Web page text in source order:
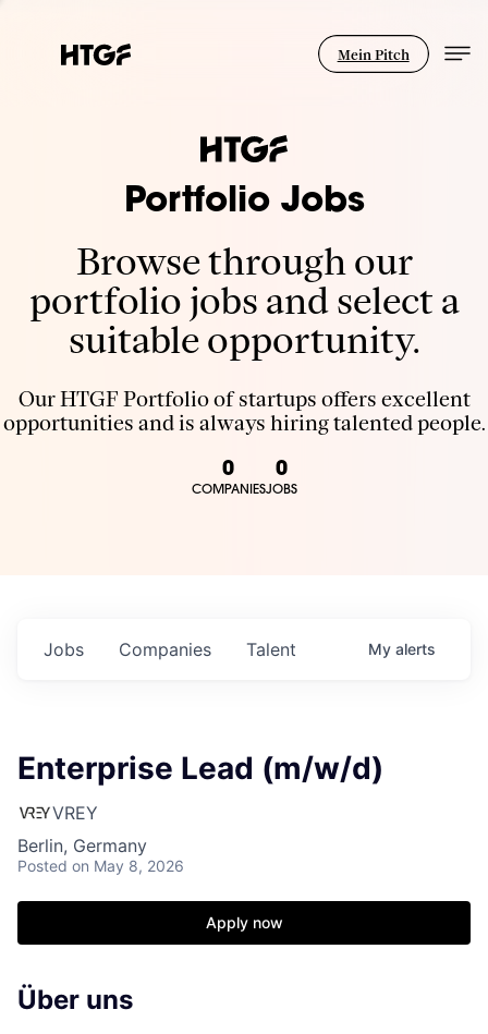
Mein Pitch
Portfolio Jobs
Browse through our
portfolio jobs and select a
suitable opportunity.
Our HTGF Portfolio of startups offers excellent
opportunities and is always hiring talented people.
0
COMPANIES
0
JOBS
Jobs Companies Talent My alerts
Enterprise Lead (m/w/d)
VREY
Berlin, Germany
Posted on May 8, 2026
Apply now
Über uns